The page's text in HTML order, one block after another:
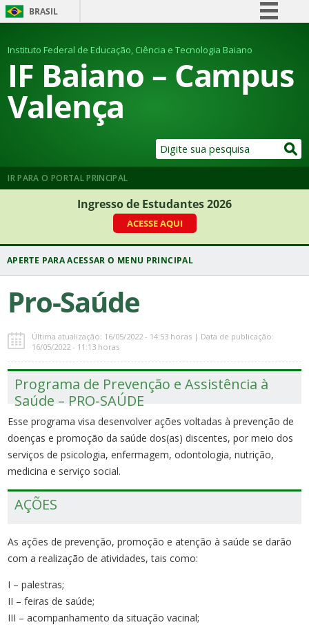
BRASIL
Comunica BR
Participe
Instituto Federal de Educação, Ciência e Tecnologia Baiano
IF Baiano – Campus
Valença
IR PARA O PORTAL PRINCIPAL
Ingresso de Estudantes 2026
ACESSE AQUI
Pro-Saúde
Última atualização: 16/05/2022 - 14:53 horas | Data de publicação:
16/05/2022 - 11:13 horas
Programa de Prevenção e Assistência à
Saúde – PRO-SAÚDE
Esse programa visa desenvolver ações voltadas à prevenção de
doenças e promoção da saúde dos(as) discentes, por meio dos
serviços de psicologia, enfermagem, odontologia, nutrição,
medicina e serviço social.
AÇÕES
As ações de prevenção, promoção e atenção à saúde se darão
com a realização de atividades, tais como:
I – palestras;
II – feiras de saúde;
III – acompanhamento da situação vacinal;